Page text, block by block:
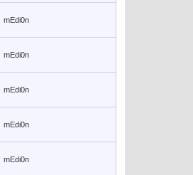
mEdi0n
mEdi0n
mEdi0n
mEdi0n
mEdi0n